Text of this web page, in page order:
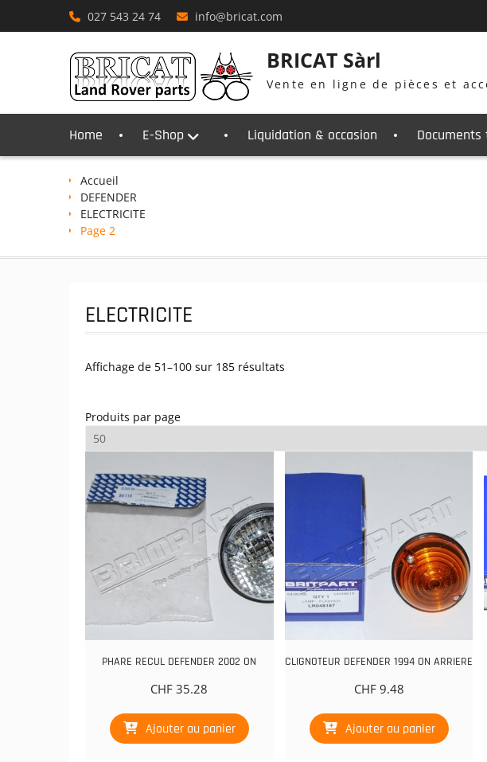
027 543 24 74 info@bricat.com
BRICAT Sàrl
Vente en ligne de pièces et
Home E-Shop Liquidation & occasion Documents
Accueil
DEFENDER
ELECTRICITE
Page 2
ELECTRICITE
Affichage de 51–100 sur 185 résultats
Produits par page
PHARE RECUL DEFENDER 2002 ON
CHF 35.28
Ajouter au panier
CLIGNOTEUR DEFENDER 1994 ON ARRIERE
CHF9.48
Ajouter au panier